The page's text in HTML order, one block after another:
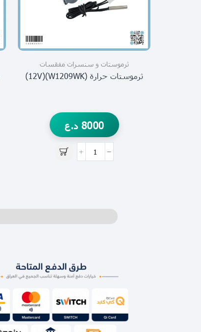
ثرموستات و سنسرات مفقسات
ثرموستات حرارة (W1209WK)(12V)
8000 د.ع